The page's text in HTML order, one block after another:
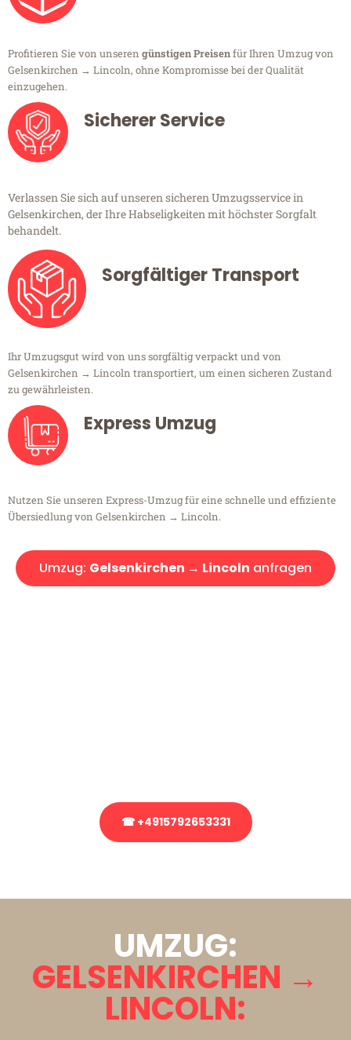
Profitieren Sie von unseren günstigen Preisenfür Ihren Umzug von
Gelsenkirchen → Lincoln, ohne Kompromisse bei der Qualität
einzugehen.
Sicherer Service
Verlassen Sie sich auf unseren sicheren Umzugsservice in
Gelsenkirchen, der Ihre Habseligkeiten mit höchster Sorgfalt
behandelt.
Sorgfältiger Transport
Ihr Umzugsgut wird von uns sorgfältig verpackt und von
Gelsenkirchen → Lincoln transportiert, um einen sicheren Zustand
zu gewährleisten.
Express Umzug
Nutzen Sie unseren Express-Umzug für eine schnelle und effiziente
Übersiedlung von Gelsenkirchen → Lincoln.
Umzug: Gelsenkirchen → Lincoln anfragen
☎ +4915792653331
UMZUG:
GELSENKIRCHEN →
LINCOLN: